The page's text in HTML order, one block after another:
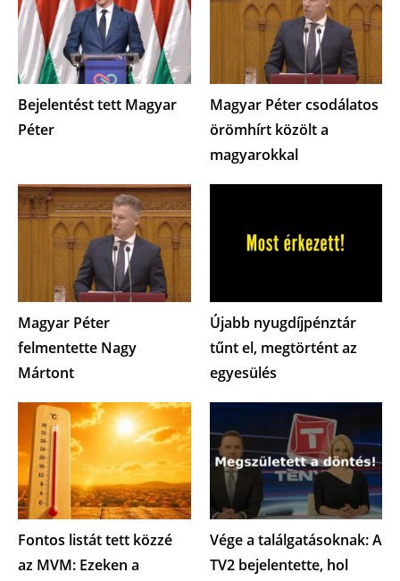
Bejelentést tett Magyar
Péter
Magyar Péter csodálatos
örömhírt közölt a
magyarokkal
Magyar Péter
felmentette Nagy
Mártont
Újabb nyugdíjpénztár
tűnt el, megtörtént az
egyesülés
Fontos listát tett közzé
az MVM: Ezeken a
Vége a találgatásoknak: A
TV2 bejelentette, hol